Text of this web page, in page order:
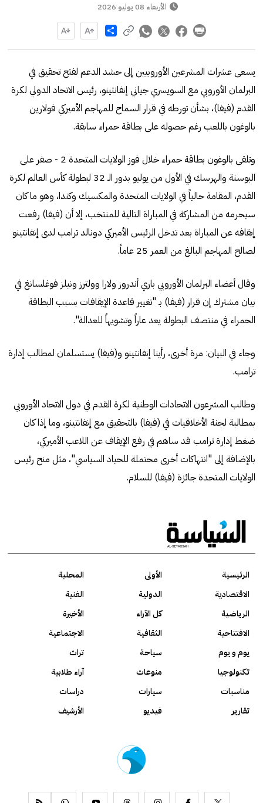
الأربعاء 08 يوليو 2026
Share
يسعى عشرات المشرعين الأوروبيين إلى حشد الدعم لفتح تحقيق في
البرلمان الأوروبي مع السويسري جياني إنفانتينو، رئيس الاتحاد الدولي لكرة
القدم (فيفا)، بشأن تورطه في قرار السماح للمهاجم الأميركي فولارين
بالوغون باللعب رغم حصوله على بطاقة حمراء سابقة.
وتلقى بالوغون بطاقة حمراء خلال فوز الولايات المتحدة 2 - صفر على
البوسنة والهرسك في الأول من يوليو بدور الـ 32 لبطولة كأس العالم لكرة
القدم، المقامة حالياً في الولايات المتحدة والمكسيك وكندا، وهو ما كان
سيحرمه من المشاركة في المباراة التالية للمنتخب، إلا أن (فيفا) رفعت
إيقافه عن المباراة بعد تدخل الرئيس الأميركي دونالد ترامب لدى إنفانتينو
لصالح المهاجم البالغ من العمر 25 عاماً.
وقال أعضاء البرلمان الأوروبي باري أندروز ولارا وولترز ونيلز فوغلسانغ في
بيان مشترك إن قرار (فيفا) بـ "تغيير قاعدة الإيقافات بسبب البطاقة
الحمراء في منتصف البطولة يعد عاراً وتشويهاً للعدالة".
وجاء في البيان: مرة أخرى، رأينا إنفانتينو و(فيفا) يستسلمان لمطالب إدارة
ترامب.
وطالب المشرعون الاتحادات الوطنية لكرة القدم في دول الاتحاد الأوروبي
بمطالبة لجنة الأخلاقيات في (فيفا) بالتحقيق مع إنفانتينو، وما إذا كان
ضغط إدارة ترامب قد ساهم في رفع الإيقاف عن اللاعب الأميركي،
بالإضافة إلى "انتهاكات أخرى محتملة للحياد السياسي"، مثل منح رئيس
الولايات المتحدة جائزة (فيفا) للسلام.
الرئيسية الأولى
المحلية
الاقتصادية
الدولية
الفنية
الرياضية
كل الآراء
الأخيرة
الافتتاحية
الثقافية
الاجتماعية
يوم و يوم
سياحة
تراث
تكنولوجيا
منوعات
آراء طلابية
مناسبات
سيارات
دراسات
تقارير
فيديو الأرشيف